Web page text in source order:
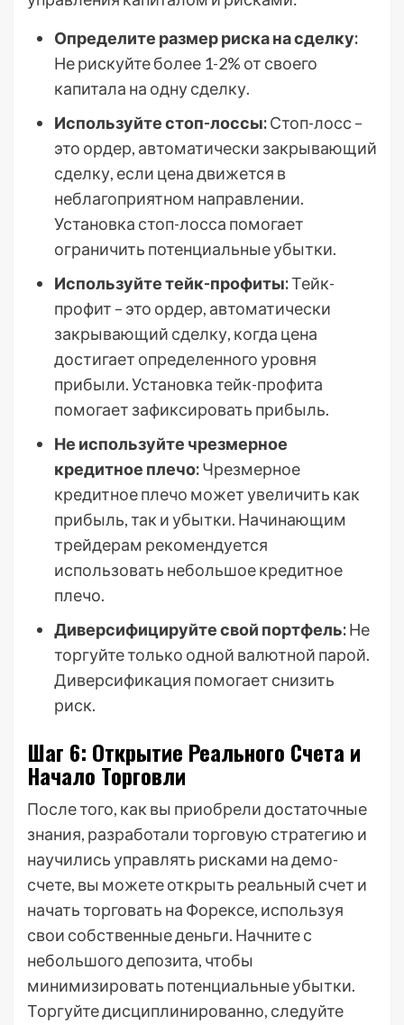
Определите размер риска на сделку:
Не рискуйте более 1-2% от своего
капитала на одну сделку.
Используйте стоп-лоссы:Стоп-лосс –
это ордер, автоматически закрывающий
сделку, если цена движется в
неблагоприятном направлении.
Установка стоп-лосса помогает
ограничить потенциальные убытки.
Используйте тейк-профиты:Тейк-
профит – это ордер, автоматически
закрывающий сделку, когда цена
достигает определенного уровня
прибыли. Установка тейк-профита
помогает зафиксировать прибыль.
Не используйте чрезмерное
кредитное плечо:Чрезмерное
кредитное плечо может увеличить как
прибыль, так и убытки. Начинающим
трейдерам рекомендуется
использовать небольшое кредитное
плечо.
Диверсифицируйте свой портфель:Не
торгуйте только одной валютной парой.
Диверсификация помогает снизить
риск.
Шаг 6: Открытие Реального Счета и
Начало Торговли
После того, как вы приобрели достаточные
знания, разработали торговую стратегию и
научились управлять рисками на демо-
счете, вы можете открыть реальный счет и
начать торговать на Форексе, используя
свои собственные деньги. Начните с
небольшого депозита, чтобы
минимизировать потенциальные убытки.
Торгуйте дисциплинированно, следуйте